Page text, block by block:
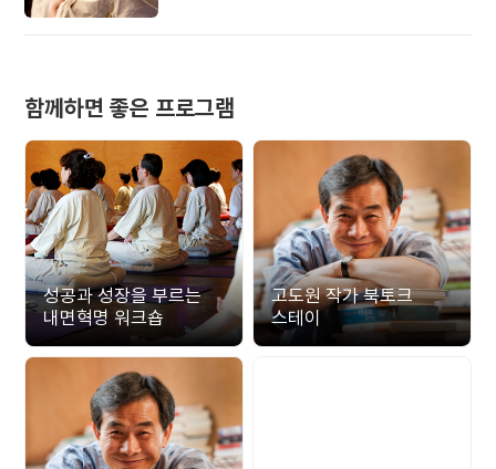
함께하면 좋은 프로그램
성공과 성장을 부르는
내면혁명 워크숍
고도원 작가 북토크
스테이